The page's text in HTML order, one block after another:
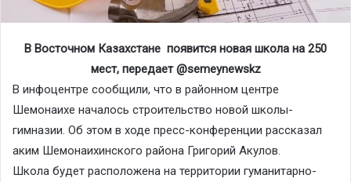
В Восточном Казахстане появится новая школа на 250
мест, передает @semeynewskz
В инфоцентре сообщили, что в районном центре
Шемонаихе началось строительство новой школы-
гимназии. Об этом в ходе пресс-конференции рассказал
аким Шемонаихинского района Григорий Акулов.
Школа будет расположена на территории гуманитарно-